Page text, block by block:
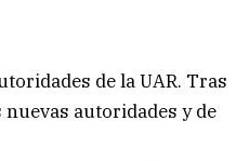
de la UAR. Tras
autoridades y de